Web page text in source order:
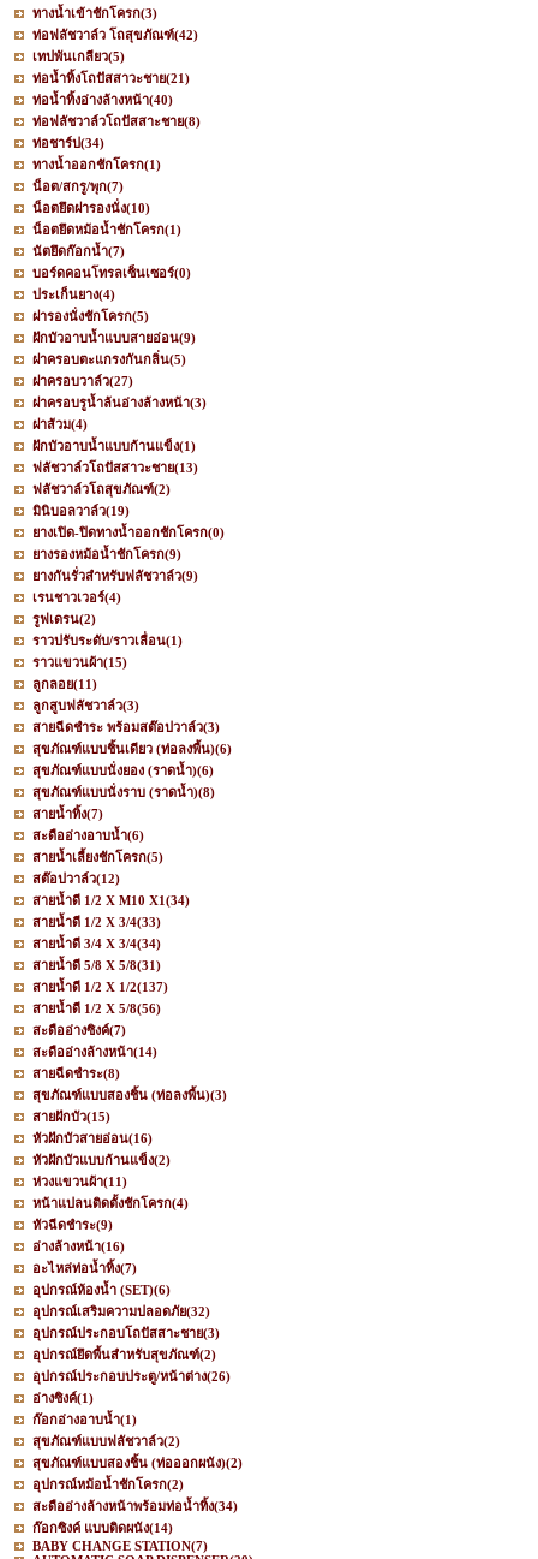
ทางน้ำเข้าชักโครก(3)
ท่อฟลัชวาล์ว โถสุขภัณฑ์(42)
เทปพันเกลียว(5)
ท่อน้ำทิ้งโถปัสสาวะชาย(21)
ท่อน้ำทิ้งอ่างล้างหน้า(40)
ท่อฟลัชวาล์วโถปัสสาะชาย(8)
ท่อชาร์ป(34)
ทางน้ำออกชักโครก(1)
น็อต/สกรู/พุก(7)
น็อตยึดฝารองนั่ง(10)
น็อตยึดหม้อน้ำชักโครก(1)
นัตยึดก๊อกน้ำ(7)
บอร์ดคอนโทรลเซ็นเซอร์(0)
ประเก็นยาง(4)
ฝารองนั่งชักโครก(5)
ฝักบัวอาบน้ำแบบสายอ่อน(9)
ฝาครอบตะแกรงกันกลิ่น(5)
ฝาครอบวาล์ว(27)
ฝาครอบรูน้ำล้นอ่างล้างหน้า(3)
ฝาส้วม(4)
ฝักบัวอาบน้ำแบบก้านแข็ง(1)
ฟลัชวาล์วโถปัสสาวะชาย(13)
ฟลัชวาล์วโถสุขภัณฑ์(2)
มินิบอลวาล์ว(19)
ยางเปิด-ปิดทางน้ำออกชักโครก(0)
ยางรองหม้อน้ำชักโครก(9)
ยางกันรั่วสำหรับฟลัชวาล์ว(9)
เรนชาวเวอร์(4)
รูฟเดรน(2)
ราวปรับระดับ/ราวเลื่อน(1)
ราวแขวนผ้า(15)
ลูกลอย(11)
ลูกสูบฟลัชวาล์ว(3)
สายฉีดชำระ พร้อมสต๊อปวาล์ว(3)
สุขภัณฑ์แบบชิ้นเดียว (ท่อลงพื้น)(6)
สุขภัณฑ์แบบนั่งยอง (ราดน้ำ)(6)
สุขภัณฑ์แบบนั่งราบ (ราดน้ำ)(8)
สายน้ำทิ้ง(7)
สะดืออ่างอาบน้ำ(6)
สายน้ำเลี้ยงชักโครก(5)
สต๊อปวาล์ว(12)
สายน้ำดี 1/2 X M10 X1(34)
สายน้ำดี 1/2 X 3/4(33)
สายน้ำดี 3/4 X 3/4(34)
สายน้ำดี 5/8 X 5/8(31)
สายน้ำดี 1/2 X 1/2(137)
สายน้ำดี 1/2 X 5/8(56)
สะดืออ่างซิงค์(7)
สะดืออ่างล้างหน้า(14)
สายฉีดชำระ(8)
สุขภัณฑ์แบบสองชิ้น (ท่อลงพื้น)(3)
สายฝักบัว(15)
หัวฝักบัวสายอ่อน(16)
หัวฝักบัวแบบก้านแข็ง(2)
ห่วงแขวนผ้า(11)
หน้าแปลนติดตั้งชักโครก(4)
หัวฉีดชำระ(9)
อ่างล้างหน้า(16)
อะไหล่ท่อน้ำทิ้ง(7)
อุปกรณ์ห้องน้ำ (SET)(6)
อุปกรณ์เสริมความปลอดภัย(32)
อุปกรณ์ประกอบโถปัสสาะชาย(3)
อุปกรณ์ยึดพื้นสำหรับสุขภัณฑ์(2)
อุปกรณ์ประกอบประตู/หน้าต่าง(26)
อ่างซิงค์(1)
ก๊อกอ่างอาบน้ำ(1)
สุขภัณฑ์แบบฟลัชวาล์ว(2)
สุขภัณฑ์แบบสองชิ้น (ท่อออกผนัง)(2)
อุปกรณ์หม้อน้ำชักโครก(2)
สะดืออ่างล้างหน้าพร้อมท่อน้ำทิ้ง(34)
ก๊อกซิงค์ แบบติดผนัง(14)
BABY CHANGE STATION(7)